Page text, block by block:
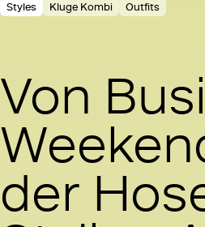
Styles Kluge Kombi Outfits
Von
der